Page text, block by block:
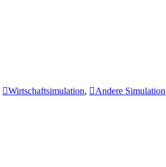
Wirtschaftsimulation,
Andere Simulation